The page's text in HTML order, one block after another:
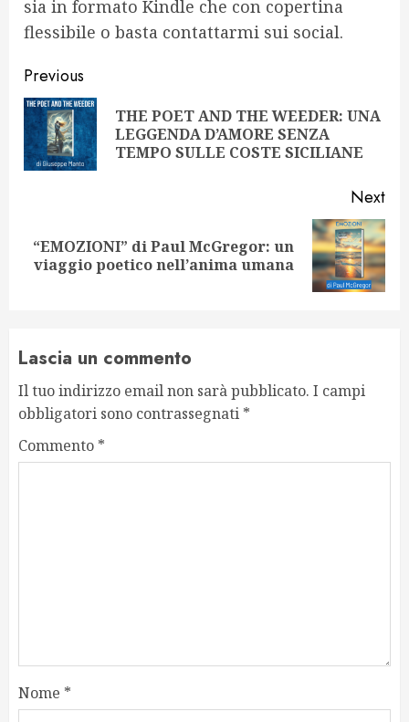
sia in formato Kindle che con copertina
flessibile o basta contattarmi sui social.
Continue
Reading
Previous
THE POET AND THE WEEDER: UNA
LEGGENDA D’AMORE SENZA
TEMPO SULLE COSTE SICILIANE
Next
Next
post:
“EMOZIONI” di Paul McGregor: un
viaggio poetico nell’anima umana
Lascia un commento
Il tuo indirizzo email non sarà pubblicato. I campi
obbligatori sono contrassegnati *
Commento *
Nome *